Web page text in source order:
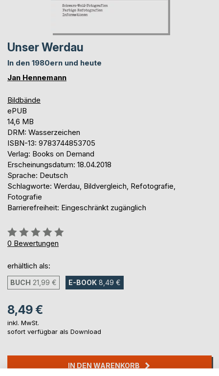
Unser Werdau
In den 1980ern und heute
Jan Hennemann
Bildbände
ePUB
14,6 MB
DRM: Wasserzeichen
ISBN-13: 9783744853705
Verlag: Books on Demand
Erscheinungsdatum: 18.04.2018
Sprache: Deutsch
Schlagworte: Werdau, Bildvergleich, Refotografie,
Fotografie
Barrierefreiheit: Eingeschränkt zugänglich
Bewertung::
0%
0 Bewertungen
erhältlich als:
BUCH 21,99 € E-BOOK 8,49 €
8,49 €
inkl. MwSt.
sofort verfügbar als Download
IN DEN WARENKORB